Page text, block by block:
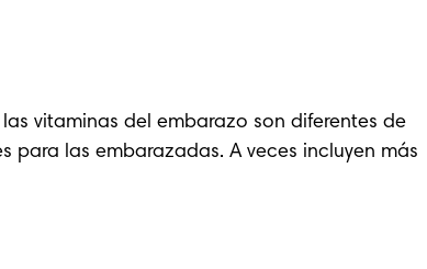
vitaminas del embarazo son diferentes de
las embarazadas. A veces incluyen más